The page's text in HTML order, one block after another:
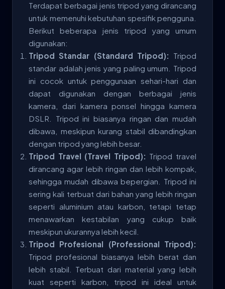
Terdapat berbagai jenis tripod yang dirancang
untuk memenuhi kebutuhan spesifik pengguna.
Berikut beberapa jenis tripod yang umum
digunakan:
Tripod Standar (Standard Tripod): Tripod
standar adalah jenis yang paling umum. Tripod
ini cocok untuk penggunaan sehari-hari dan
dapat digunakan dengan berbagai jenis
kamera, dari kamera ponsel hingga kamera
DSLR. Tripod ini biasanya ringan dan mudah
dibawa, meskipun kurang stabil dibandingkan
dengan tripod yang lebih besar.
Tripod Travel (Travel Tripod): Tripod travel
dirancang agar lebih ringan dan lebih kompak,
sehingga mudah dibawa bepergian. Tripod ini
sering kali terbuat dari bahan yang lebih ringan
seperti aluminium atau karbon, tetapi tetap
menawarkan kestabilan yang cukup baik
meskipun ukurannya lebih kecil.
Tripod Profesional (Professional Tripod):
Tripod profesional biasanya lebih berat dan
lebih stabil. Terbuat dari material yang lebih
kuat seperti karbon, tripod ini ideal untuk